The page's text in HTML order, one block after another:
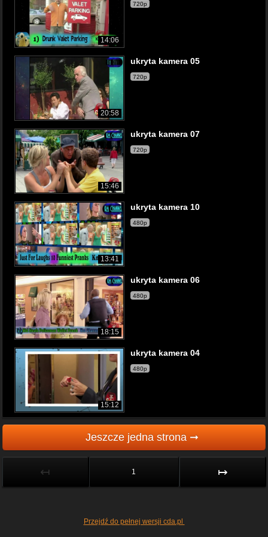
14:06
720p
20:58
ukryta kamera 05
720p
15:46
ukryta kamera 07
720p
13:41
ukryta kamera 10
480p
18:15
ukryta kamera 06
480p
15:12
ukryta kamera 04
480p
Jeszcze jedna strona ➞
↤ 1 ↦
Przejdź do pełnej wersji cda.pl